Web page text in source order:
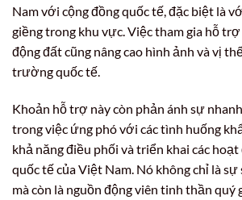
Nam với cộng đồng quốc tế, đặc biệt là
giềng trong khu vực. Việc tham gia hỗ
động đất cũng nâng cao hình ảnh và vị
trường quốc tế.
Khoản hỗ trợ này còn phản ánh sự
trong việc ứng phó với các tình huống
khả năng điều phối và triển khai các
quốc tế của Việt Nam. Nó không chỉ là
mà còn là nguồn động viên tinh thần quý